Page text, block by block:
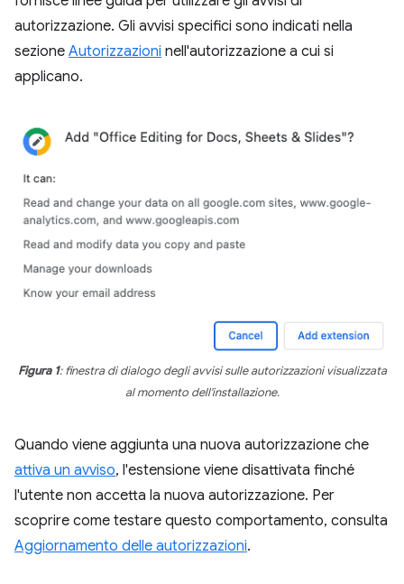
autorizzazione. Gli avvisi specifici sono indicati nella
sezione Autorizzazioni nell'autorizzazione a cui si
applicano.
Figura 1: finestra di dialogo degli avvisi sulle autorizzazioni visualizzata
al momento dell'installazione.
Quando viene aggiunta una nuova autorizzazione che
attiva un avviso, l'estensione viene disattivata finché
l'utente non accetta la nuova autorizzazione. Per
scoprire come testare questo comportamento, consulta
Aggiornamento delle autorizzazioni.